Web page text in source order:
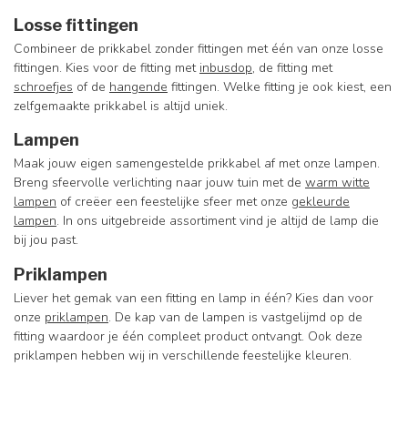
Losse fittingen
Combineer de prikkabel zonder fittingen met één van onze losse
fittingen. Kies voor de fitting met inbusdop, de fitting met
schroefjes of de hangende fittingen. Welke fitting je ook kiest, een
zelfgemaakte prikkabel is altijd uniek.
Lampen
Maak jouw eigen samengestelde prikkabel af met onze lampen.
Breng sfeervolle verlichting naar jouw tuin met de warm witte
lampen of creëer een feestelijke sfeer met onze gekleurde
lampen. In ons uitgebreide assortiment vind je altijd de lamp die
bij jou past.
Priklampen
Liever het gemak van een fitting en lamp in één? Kies dan voor
onze priklampen. De kap van de lampen is vastgelijmd op de
fitting waardoor je één compleet product ontvangt. Ook deze
priklampen hebben wij in verschillende feestelijke kleuren.